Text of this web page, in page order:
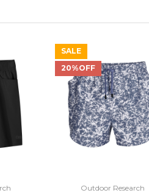
SALE
20%OFF
Outdoor Research